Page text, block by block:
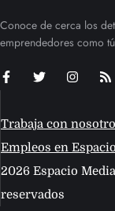
Conoce de cerca los
emprendedores como
Trabaja con
Empleos en
2026 Espacio
reservados